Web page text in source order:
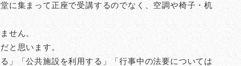
に集まって正座で受講するのでなく、空調や椅子・机
せん。
と思います。
」「公共施設を利用する」「行事中の法要については